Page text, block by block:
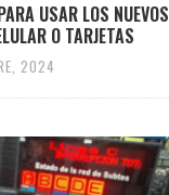
USAR LOS NUEVOS
O TARJETAS
2024